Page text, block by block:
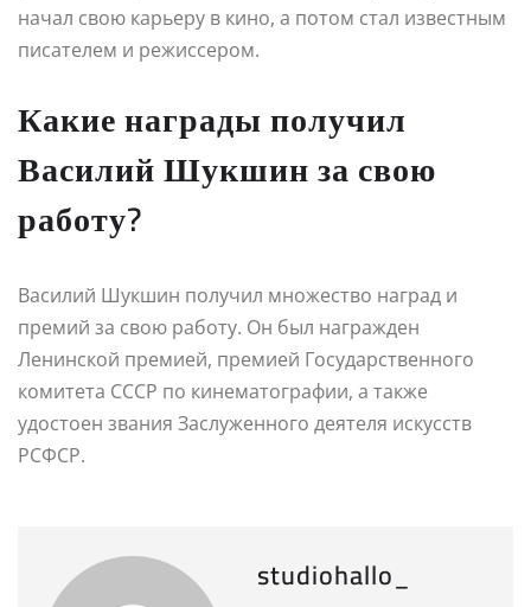
начал свою карьеру в кино, а потом стал известным
писателем и режиссером.
Какие награды получил
Василий Шукшин за свою
работу?
Василий Шукшин получил множество наград и
премий за свою работу. Он был награжден
Ленинской премией, премией Государственного
комитета СССР по кинематографии, а также
удостоен звания Заслуженного деятеля искусств
РСФСР.
studiohallo_